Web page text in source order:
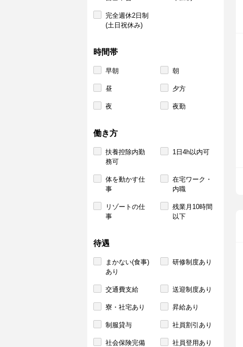
完全週休2日制
(土日祝休み)
時間帯
早朝 朝
昼 夕方
夜 夜勤
働き方
扶養控除内勤
務可
1日4h以内可
体を動かす仕
事
在宅ワーク・
内職
リゾートの仕
事
残業月10時間
以下
待遇
まかない(食事)
あり
研修制度あり
交通費支給 送迎制度あり
寮・社宅あり 昇給あり
制服貸与 社員割引あり
社会保険完備 社員登用あり